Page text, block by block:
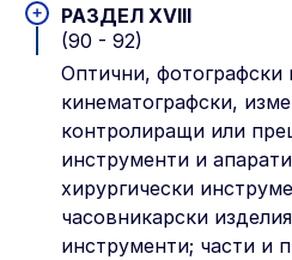
+
РАЗДЕЛ XVIII
(90 - 92)
Оптични, фотографски
кинематографски,
контролиращи или
инструменти и
хирургически
часовникарски
инструменти; части и